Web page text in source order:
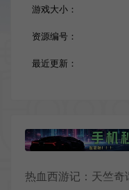
游戏大小：
资源编号：
最近更新：
热血西游记：天竺奇